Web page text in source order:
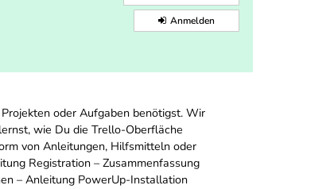
Anmelden
oder Aufgaben benötigst. Wir
wie Du die Trello-Oberfläche
von Anleitungen, Hilfsmitteln oder
Registration – Zusammenfassung
– Anleitung PowerUp-Installation